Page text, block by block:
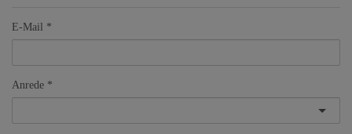
E-Mail
Anrede